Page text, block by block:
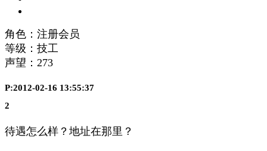
角色：注册会员
等级：技工
声望： 273
P:2012-02-16 13:55:37
2
待遇怎么样？地址在那里？